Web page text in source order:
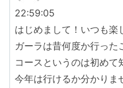
22:59:05
はじめまして！いつも楽
ガーラは昔何度か行った
コースというのは初めて
今年は行けるか分かりま